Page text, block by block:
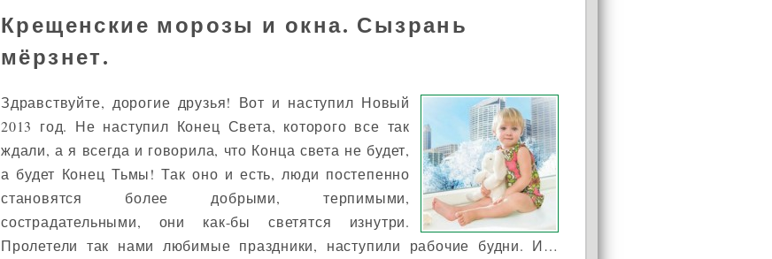
АКЦИЯ!
Установи окно и получи
в подарок подарочный
сертификат на сумму
1000 рублей!
Крещенские морозы и окна. Сызрань
мёрзнет.
Здравствуйте, дорогие друзья! Вот и наступил Новый
2013 год. Не наступил Конец Света, которого все так
ждали, а я всегда и говорила, что Конца света не будет,
а будет Конец Тьмы! Так оно и есть, люди постепенно
становятся более добрыми, терпимыми,
сострадательными, они как-бы светятся изнутри.
Пролетели так нами любимые праздники, наступили рабочие будни. И…